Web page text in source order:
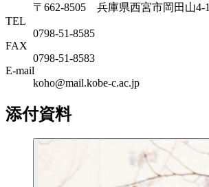
〒662-8505 兵庫県西宮市岡田山4-1
TEL
0798-51-8585
FAX
0798-51-8583
E-mail
koho@mail.kobe-c.ac.jp
添付資料